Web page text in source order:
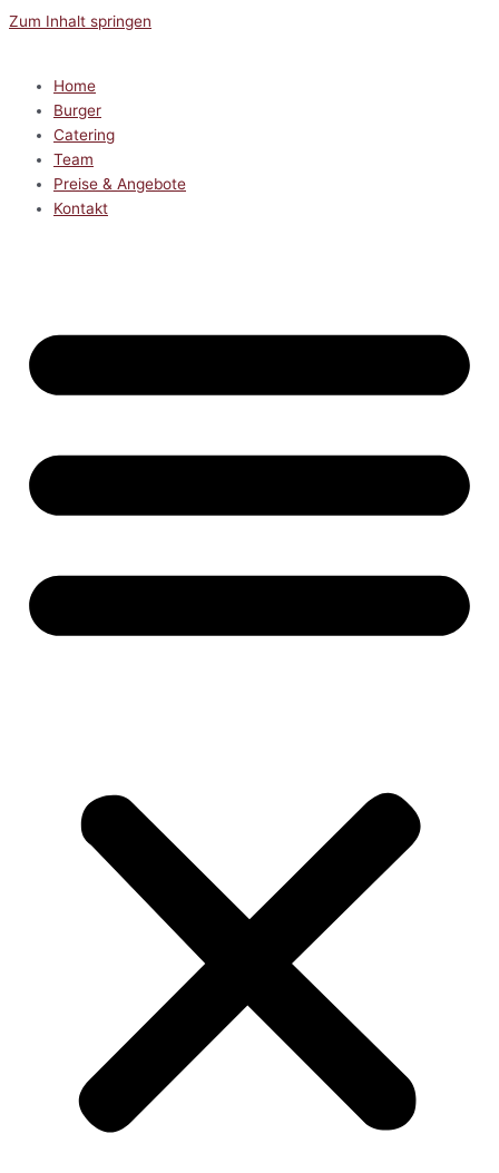
Zum Inhalt springen
Home
Burger
Catering
Team
Preise & Angebote
Kontakt